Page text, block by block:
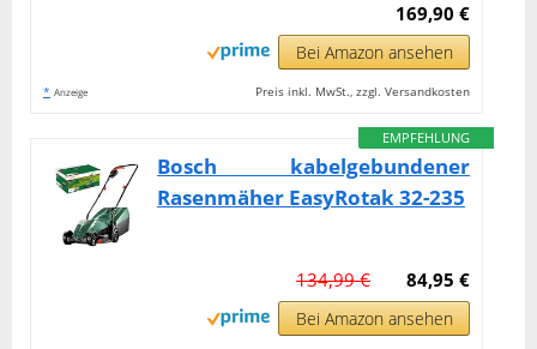
169,90 €
Bei Amazon ansehen
* Anzeige Preis inkl. MwSt., zzgl. Versandkosten
EMPFEHLUNG
Bosch kabelgebundener
Rasenmäher EasyRotak 32-235
84,95 €
134,99 €
Bei Amazon ansehen